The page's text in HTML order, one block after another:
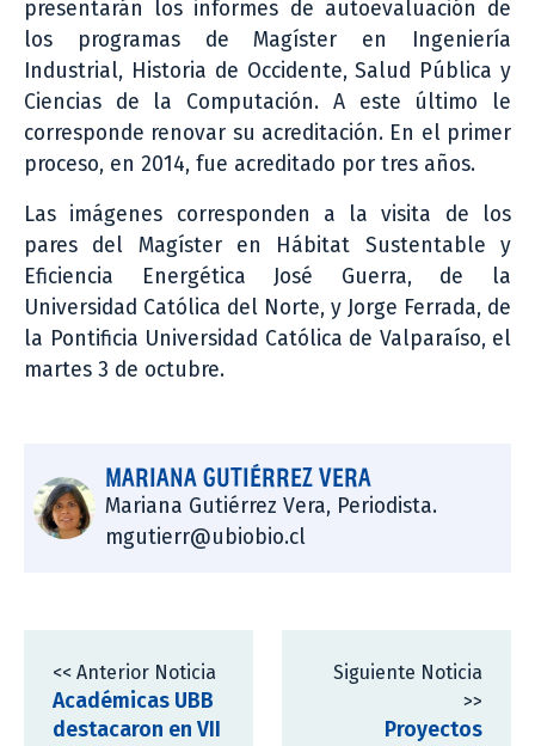
presentarán los informes de autoevaluación de
los programas de Magíster en Ingeniería
Industrial, Historia de Occidente, Salud Pública y
Ciencias de la Computación. A este último le
corresponde renovar su acreditación. En el primer
proceso, en 2014, fue acreditado por tres años.
Las imágenes corresponden a la visita de los
pares del Magíster en Hábitat Sustentable y
Eficiencia Energética José Guerra, de la
Universidad Católica del Norte, y Jorge Ferrada, de
la Pontificia Universidad Católica de Valparaíso, el
martes 3 de octubre.
MARIANA GUTIÉRREZ VERA
Mariana Gutiérrez Vera, Periodista.
mgutierr@ubiobio.cl
<< Anterior Noticia
Académicas UBB
destacaron en VII
Siguiente Noticia
>>
Proyectos